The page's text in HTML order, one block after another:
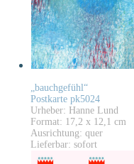
„bauchgefühl“
Postkarte pk5024
Urheber: Hanne Lund
Format: 17,2 x 12,1 cm
Ausrichtung: quer
Lieferbar: sofort